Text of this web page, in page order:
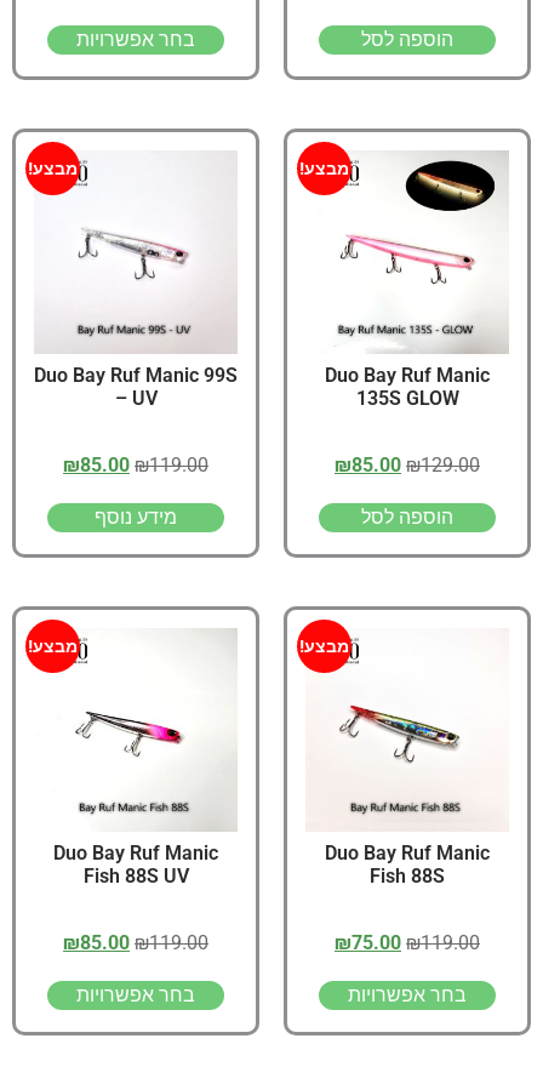
הוספה לסל בחר אפשרויות
מבצע!
Duo Bay Ruf Manic
135S GLOW
₪129.00
₪85.00
הוספה לסל
מבצע!
Duo Bay Ruf Manic 99S
– UV
₪119.00
₪85.00
מידע נוסף
מבצע!
Duo Bay Ruf Manic
Fish 88S
₪119.00
₪75.00
בחר אפשרויות
מבצע!
Duo Bay Ruf Manic
Fish 88S UV
₪119.00
₪85.00
בחר אפשרויות